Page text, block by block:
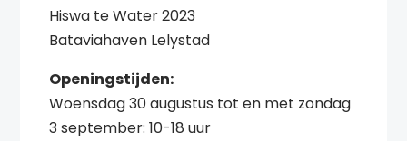
Hiswa te Water 2023
Bataviahaven Lelystad
Openingstijden:
Woensdag 30 augustus tot en met zondag
3 september: 10-18 uur